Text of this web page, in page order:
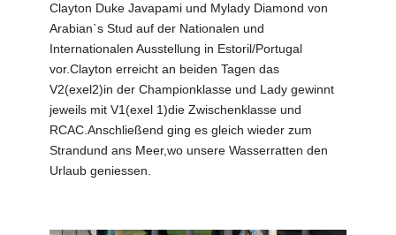
Clayton Duke Javapami und Mylady Diamond von
Arabian`s Stud auf der Nationalen und
Internationalen Ausstellung in Estoril/Portugal
vor.Clayton erreicht an beiden Tagen das
V2(exel2)in der Championklasse und Lady gewinnt
jeweils mit V1(exel 1)die Zwischenklasse und
RCAC.Anschließend ging es gleich wieder zum
Strandund ans Meer,wo unsere Wasserratten den
Urlaub geniessen.